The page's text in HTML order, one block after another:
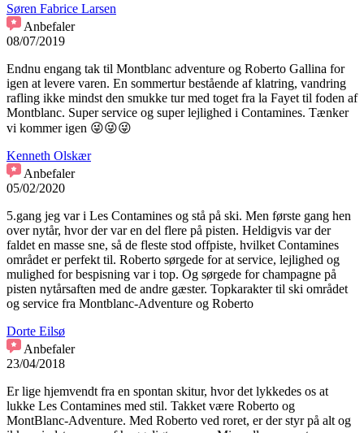
Søren Fabrice Larsen
Anbefaler
08/07/2019
Endnu engang tak til Montblanc adventure og Roberto Gallina for
igen at levere varen. En sommertur bestående af klatring, vandring
rafling ikke mindst den smukke tur med toget fra la Fayet til foden af
Montblanc. Super service og super lejlighed i Contamines. Tænker
vi kommer igen 😜😜😜
Kenneth Olskær
Anbefaler
05/02/2020
5.gang jeg var i Les Contamines og stå på ski. Men første gang hen
over nytår, hvor der var en del flere på pisten. Heldigvis var der
faldet en masse sne, så de fleste stod offpiste, hvilket Contamines
området er perfekt til. Roberto sørgede for at service, lejlighed og
mulighed for bespisning var i top. Og sørgede for champagne på
pisten nytårsaften med de andre gæster. Topkarakter til ski området
og service fra Montblanc-Adventure og Roberto
Dorte Eilsø
Anbefaler
23/04/2018
Er lige hjemvendt fra en spontan skitur, hvor det lykkedes os at
lukke Les Contamines med stil. Takket være Roberto og
MontBlanc-Adventure. Med Roberto ved roret, er der styr på alt og